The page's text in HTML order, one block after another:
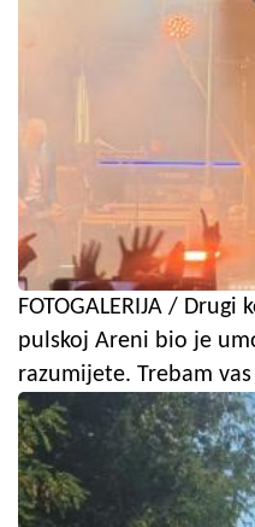
FOTOGALERIJA / Drugi
pulskoj Areni bio je
razumijete. Trebam